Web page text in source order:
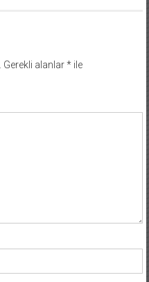
Gerekli alanlar*ile